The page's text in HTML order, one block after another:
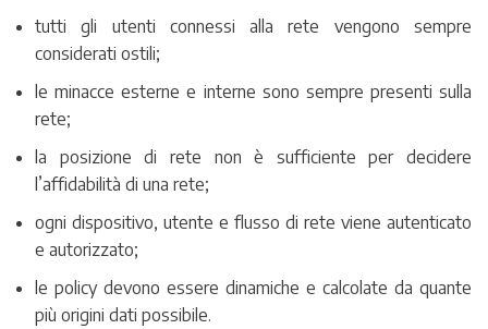
tutti gli utenti connessi alla rete vengono sempre
considerati ostili;
le minacce esterne e interne sono sempre presenti sulla
rete;
la posizione di rete non è sufficiente per decidere
l’affidabilità di una rete;
ogni dispositivo, utente e flusso di rete viene autenticato
e autorizzato;
le policy devono essere dinamiche e calcolate da quante
più origini dati possibile.